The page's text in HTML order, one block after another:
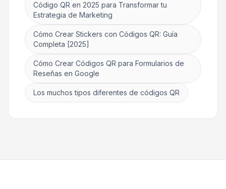
Código QR en 2025 para Transformar tu
Estrategia de Marketing
Cómo Crear Stickers con Códigos QR: Guía
Completa [2025]
Cómo Crear Códigos QR para Formularios de
Reseñas en Google
Los muchos tipos diferentes de códigos QR